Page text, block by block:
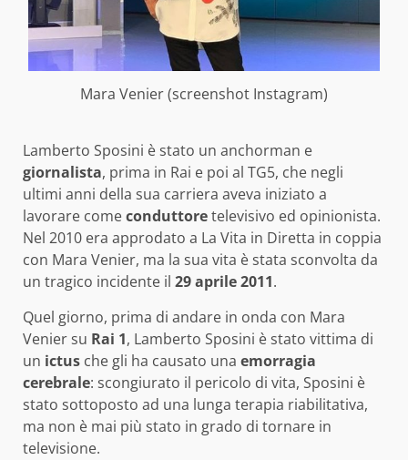
Mara Venier (screenshot Instagram)
Lamberto Sposini è stato un anchorman e
giornalista, prima in Rai e poi al TG5, che negli
ultimi anni della sua carriera aveva iniziato a
lavorare comeconduttoretelevisivo ed opinionista.
Nel 2010 era approdato a La Vita in Diretta in coppia
con Mara Venier, ma la sua vita è stata sconvolta da
un tragico incidente il 29 aprile 2011.
Quel giorno, prima di andare in onda con Mara
Venier su Rai 1, Lamberto Sposini è stato vittima di
un ictus che gli ha causato una emorragia
cerebrale: scongiurato il pericolo di vita, Sposini è
stato sottoposto ad una lunga terapia riabilitativa,
ma non è mai più stato in grado di tornare in
televisione.